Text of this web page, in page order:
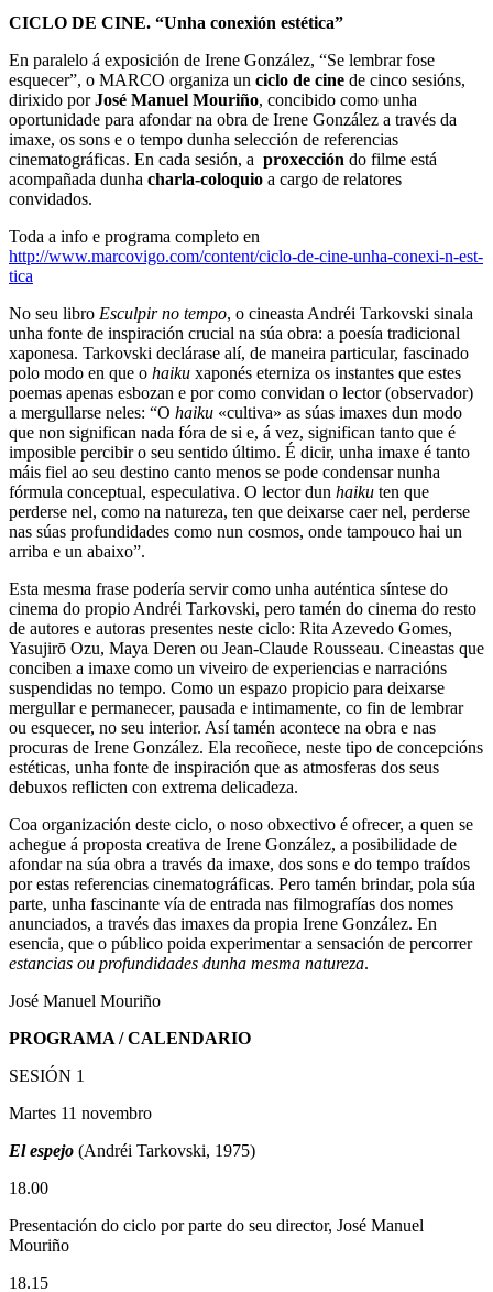
CICLO DE CINE. “Unha conexión estética”
En paralelo á exposición de Irene González, “Se lembrar fose
esquecer”, o MARCO organiza un ciclo de cine de cinco sesións,
dirixido porJosé Manuel Mouriño, concibido como unha
oportunidade para afondar na obra de Irene González a través da
imaxe, os sons e o tempo dunha selección de referencias
cinematográficas. En cada sesión, a proxección do filme está
acompañada dunha charla-coloquio a cargo de relatores
convidados.
Toda a info e programa completo en
http://www.marcovigo.com/content/ciclo-de-cine-unha-conexi-n-est-
tica
No seu libro Esculpir no tempo, o cineasta Andréi Tarkovski sinala
unha fonte de inspiración crucial na súa obra: a poesía tradicional
xaponesa. Tarkovski declárase alí, de maneira particular, fascinado
polo modo en que o haiku xaponés eterniza os instantes que estes
poemas apenas esbozan e por como convidan o lector (observador)
a mergullarse neles: “O haiku «cultiva» as súas imaxes dun modo
que non significan nada fóra de si e, á vez, significan tanto que é
imposible percibir o seu sentido último. É dicir, unha imaxe é tanto
máis fiel ao seu destino canto menos se pode condensar nunha
fórmula conceptual, especulativa. O lector dun haiku ten que
perderse nel, como na natureza, ten que deixarse caer nel, perderse
nas súas profundidades como nun cosmos, onde tampouco hai un
arriba e un abaixo”.
Esta mesma frase podería servir como unha auténtica síntese do
cinema do propio Andréi Tarkovski, pero tamén do cinema do resto
de autores e autoras presentes neste ciclo: Rita Azevedo Gomes,
Yasujirō Ozu, Maya Deren ou Jean-Claude Rousseau. Cineastas que
conciben a imaxe como un viveiro de experiencias e narracións
suspendidas no tempo. Como un espazo propicio para deixarse
mergullar e permanecer, pausada e intimamente, co fin de lembrar
ou esquecer, no seu interior. Así tamén acontece na obra e nas
procuras de Irene González. Ela recoñece, neste tipo de concepcións
estéticas, unha fonte de inspiración que as atmosferas dos seus
debuxos reflicten con extrema delicadeza.
Coa organización deste ciclo, o noso obxectivo é ofrecer, a quen se
achegue á proposta creativa de Irene González, a posibilidade de
afondar na súa obra a través da imaxe, dos sons e do tempo traídos
por estas referencias cinematográficas. Pero tamén brindar, pola súa
parte, unha fascinante vía de entrada nas filmografías dos nomes
anunciados, a través das imaxes da propia Irene González. En
esencia, que o público poida experimentar a sensación de percorrer
estancias ou profundidades dunha mesma natureza.
José Manuel Mouriño
PROGRAMA / CALENDARIO
SESIÓN 1
Martes 11 novembro
El espejo (Andréi Tarkovski, 1975)
18.00
Presentación do ciclo por parte do seu director, José Manuel
Mouriño
18.15